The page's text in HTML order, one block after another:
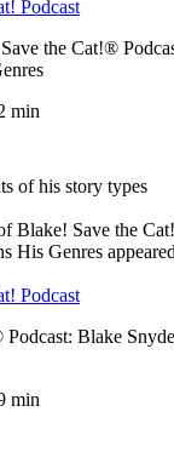
the Cat!®
min
of his story types
Blake! Save the
His Genres
Podcast: Blake
min